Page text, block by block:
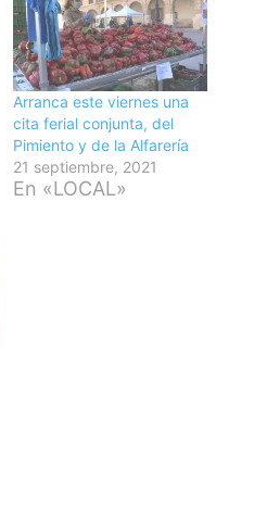
Arranca este viernes una
cita ferial conjunta, del
Pimiento y de la Alfarería
21 septiembre, 2021
En «LOCAL»